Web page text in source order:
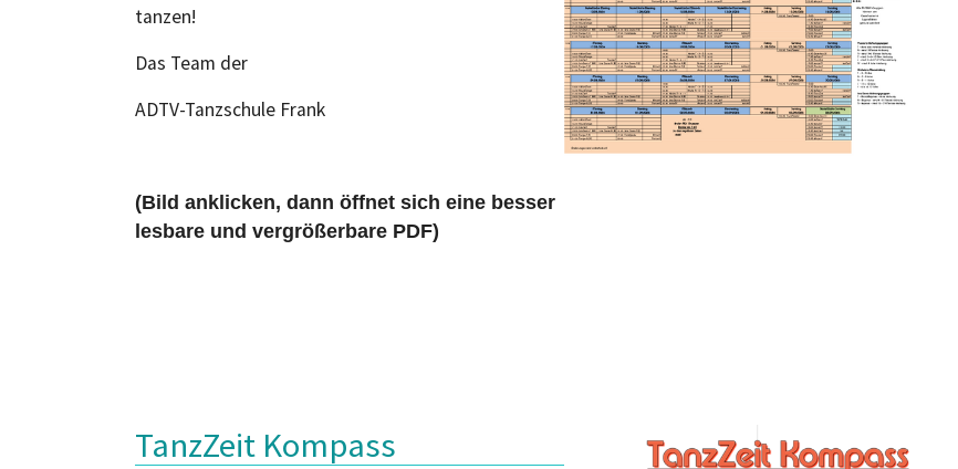
tanzen!
Das Team der
ADTV-Tanzschule Frank
(Bild anklicken, dann öffnet sich eine besser
lesbare und vergrößerbare PDF)
TanzZeit Kompass